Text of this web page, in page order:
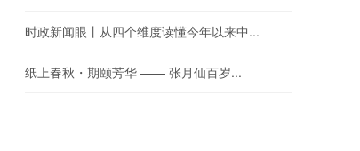
时政新闻眼丨从四个维度读懂今年以来中...
纸上春秋・期颐芳华 —— 张月仙百岁...